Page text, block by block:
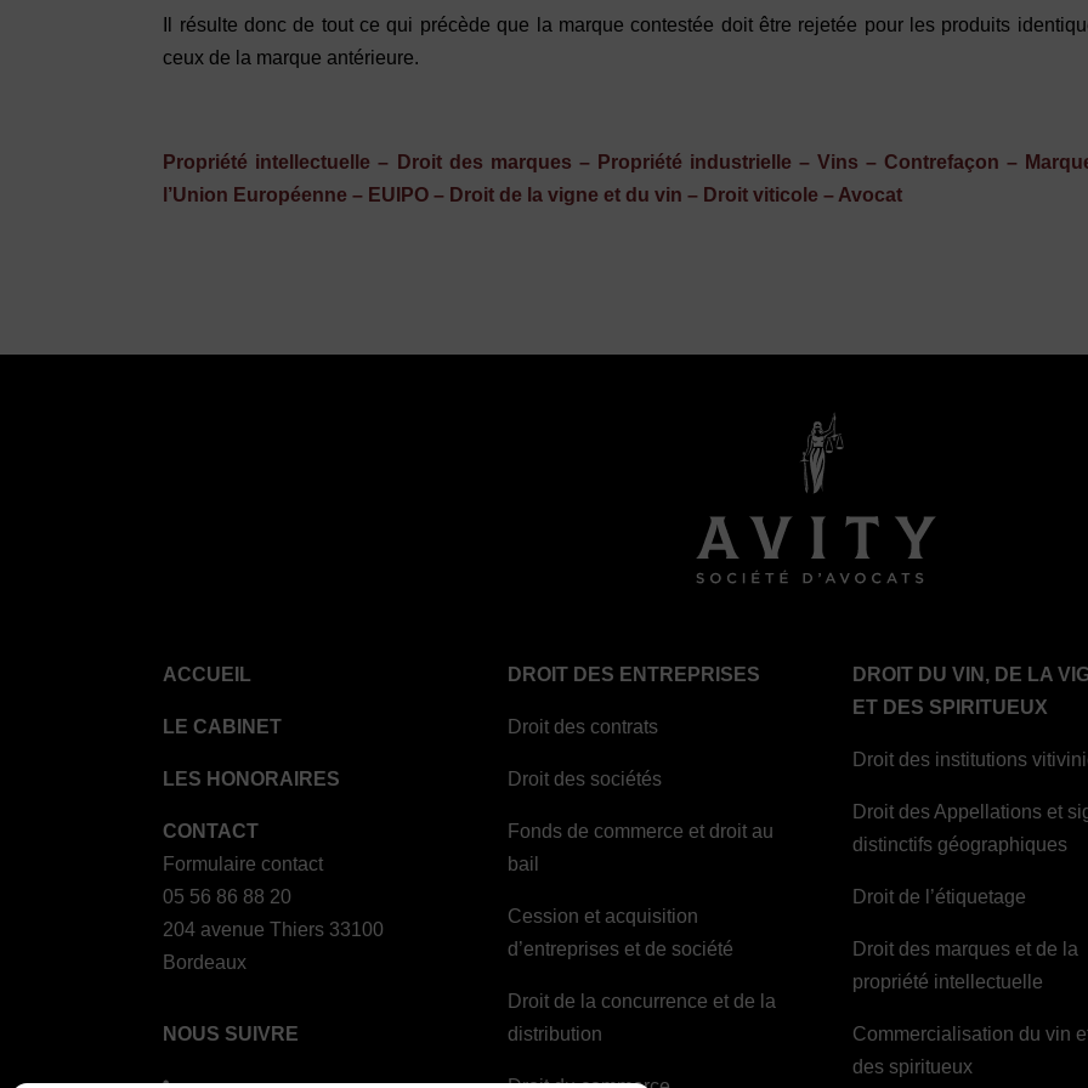
Il résulte donc de tout ce qui précède que la marque contestée doit être rejetée pour les produits
ceux de la marque antérieure.
Propriété intellectuelle – Droit des marques – Propriété industrielle – Vins – Contrefaçon –
l’Union Européenne – EUIPO – Droit de la vigne et du vin – Droit viticole – Avocat
ACCUEIL
LE CABINET
LES HONORAIRES
CONTACT
Formulaire contact
05 56 86 88 20
204 avenue Thiers 33100
Bordeaux
NOUS SUIVRE
DROIT DES ENTREPRISES
Droit des contrats
Droit des sociétés
Fonds de commerce et droit au
bail
Cession et acquisition
d’entreprises et de société
Droit de la concurrence et de la
distribution
DROIT DU VIN, DE LA
ET DES SPIRITUEUX
Droit des institutions
Droit des Appellations et
distinctifs géographiques
Droit de l’étiquetage
Droit des marques et de la
propriété intellectuelle
Commercialisation du vin
des spiritueux